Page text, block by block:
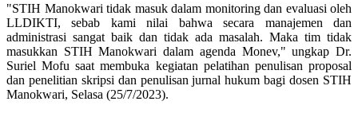
"STIH Manokwari tidak masuk dalam monitoring dan evaluasi oleh
LLDIKTI, sebab kami nilai bahwa secara manajemen dan
administrasi sangat baik dan tidak ada masalah. Maka tim tidak
masukkan STIH Manokwari dalam agenda Monev," ungkap Dr.
Suriel Mofu saat membuka kegiatan pelatihan penulisan proposal
dan penelitian skripsi dan penulisan jurnal hukum bagi dosen STIH
Manokwari, Selasa (25/7/2023).